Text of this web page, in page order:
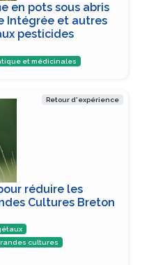
en pots sous abris
Intégrée et autres
pesticides
et médicinales
Retour d'expérience
réduire les
Cultures Breton
cultures